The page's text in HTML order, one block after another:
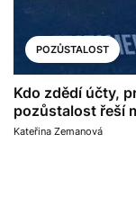
POZŮSTALOST
Kdo zdědí účty,
pozůstalost řeší
Kateřina Zemanová